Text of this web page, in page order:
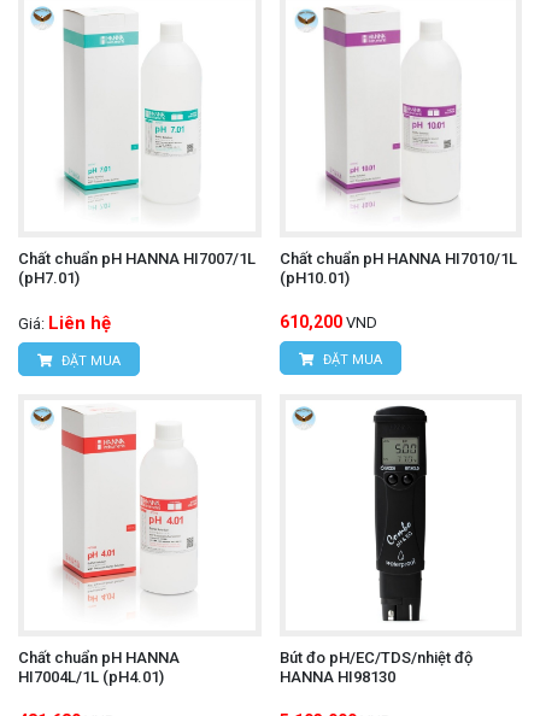
Chất chuẩn pH HANNA HI7007/1L
(pH7.01)
Giá: Liên hệ
ĐẶT MUA
Chất chuẩn pH HANNA HI7010/1L
(pH10.01)
610,200 VND
ĐẶT MUA
Chất chuẩn pH HANNA
HI7004L/1L (pH4.01)
Bút đo pH/EC/TDS/nhiệt độ
HANNA HI98130